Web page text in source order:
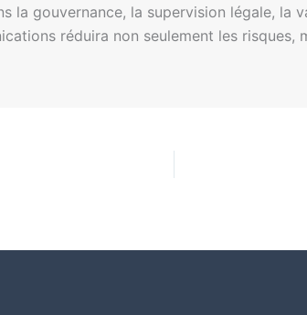
la gouvernance, la supervision légale,
réduira non seulement les